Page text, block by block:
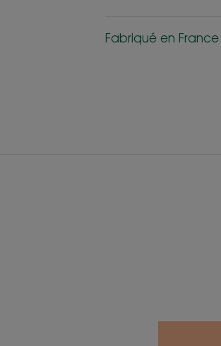
Fabriqué en France